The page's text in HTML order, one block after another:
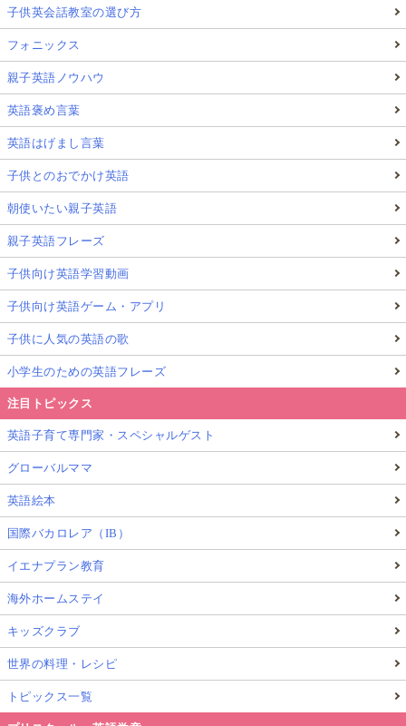
子供英会話教室の選び方
フォニックス
親子英語ノウハウ
英語褒め言葉
英語はげまし言葉
子供とのおでかけ英語
朝使いたい親子英語
親子英語フレーズ
子供向け英語学習動画
子供向け英語ゲーム・アプリ
子供に人気の英語の歌
小学生のための英語フレーズ
注目トピックス
英語子育て専門家・スペシャルゲスト
グローバルママ
英語絵本
国際バカロレア（IB）
イエナプラン教育
海外ホームステイ
キッズクラブ
世界の料理・レシピ
トピックス一覧